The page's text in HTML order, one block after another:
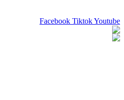
Facebook TiktokYoutube